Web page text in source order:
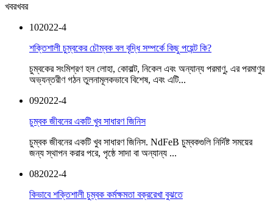
খবরখবর
102022-4
শক্তিশালী চুম্বকের চৌম্বক বল বৃদ্ধি সম্পর্কে কিছু পয়েন্ট কি?
চুম্বকের সংমিশ্রণ হল লোহা, কোবাল্ট, নিকেল এবং অন্যান্য পরমাণু, এর পরমাণুর
অভ্যন্তরীণ গঠন তুলনামূলকভাবে বিশেষ, এবং এটি...
092022-4
চুম্বক জীবনের একটি খুব সাধারণ জিনিস
চুম্বক জীবনের একটি খুব সাধারণ জিনিস. NdFeB চুম্বকগুলি নির্দিষ্ট সময়ের
জন্য স্থাপন করার পরে, পৃষ্ঠে সাদা বা অন্যান্য ...
082022-4
কিভাবে শক্তিশালী চুম্বক কর্মক্ষমতা বক্ররেখা বুঝতে